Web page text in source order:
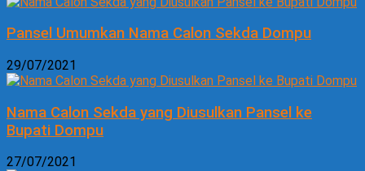
Pansel Umumkan Nama Calon Sekda Dompu
29/07/2021
Nama Calon Sekda yang Diusulkan Pansel ke
Bupati Dompu
27/07/2021